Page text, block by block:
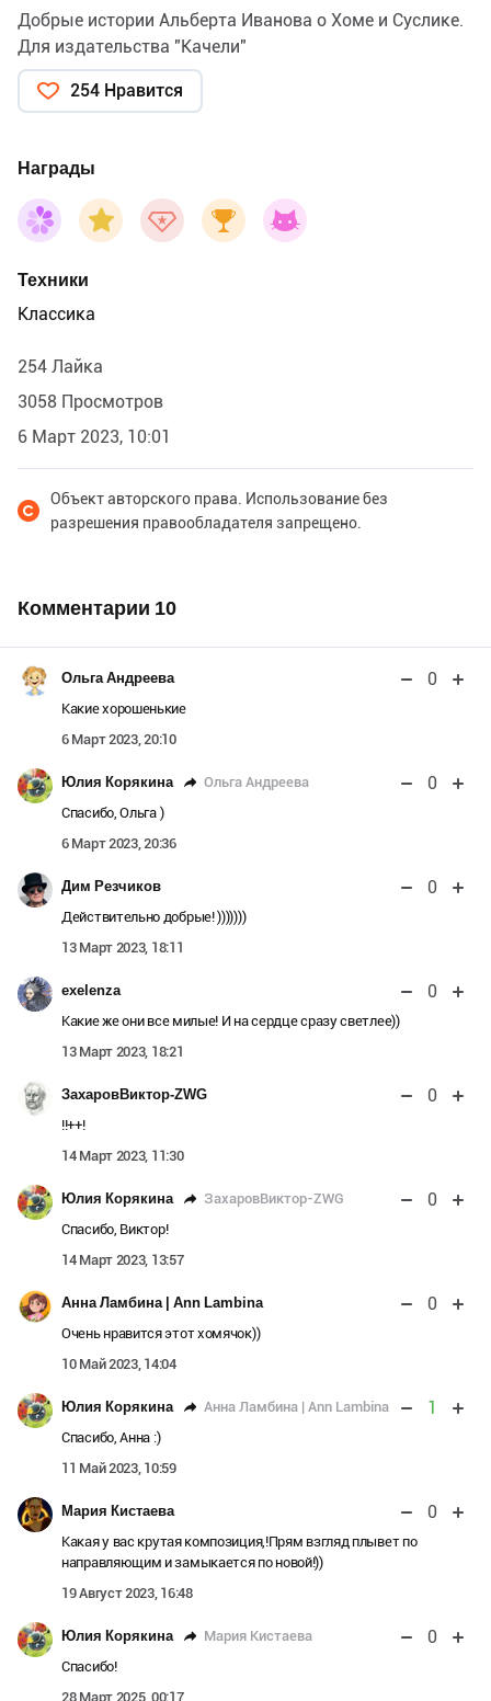
Добрые истории Альберта Иванова о Хоме и Суслике.
Для издательства "Качели"
254 Нравится
Награды
Техники
Классика
254 Лайка
3058 Просмотров
6 Март 2023, 10:01
Объект авторского права. Использование без
разрешения правообладателя запрещено.
Комментарии 10
Ольга Андреева 0
Какие хорошенькие
6 Март 2023, 20:10
Юлия Корякина Ольга Андреева 0
Спасибо, Ольга )
6 Март 2023, 20:36
Дим Резчиков 0
Действительно добрые! )))))))
13 Март 2023, 18:11
exelenza 0
Какие же они все милые! И на сердце сразу светлее))
13 Март 2023, 18:21
ЗахаровВиктор-ZWG 0
!!++!
14 Март 2023, 11:30
Юлия Корякина ЗахаровВиктор-ZWG 0
Спасибо, Виктор!
14 Март 2023, 13:57
Анна Ламбина | Ann Lambina 0
Очень нравится этот хомячок))
10 Май 2023, 14:04
Юлия Корякина Анна Ламбина | Ann Lambina 1
Спасибо, Анна :)
11 Май 2023, 10:59
Мария Кистаева 0
Какая у вас крутая композиция,!Прям взгляд плывет по
направляющим и замыкается по новой!))
19 Август 2023, 16:48
Юлия Корякина Мария Кистаева 0
Спасибо!
28 Март 2025, 00:17